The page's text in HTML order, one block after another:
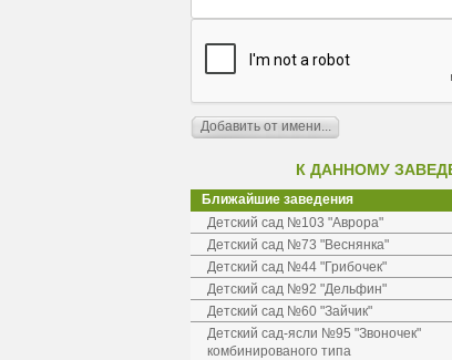
К ДАННОМУ
Ближайшие заведения
Детский сад №103 "Аврора"
Детский сад №73 "Веснянка"
Детский сад №44 "Грибочек"
Детский сад №92 "Дельфин"
Детский сад №60 "Зайчик"
Детский сад-ясли №95 "Звоночек"
комбинированого типа